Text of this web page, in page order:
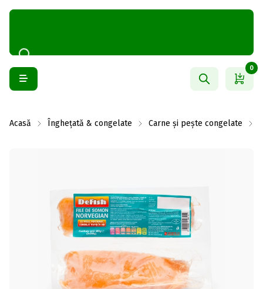
0
Acasă Înghețată & congelate Carne și pește congelate